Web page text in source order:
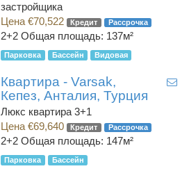
застройщика
Цена €70,522
Кредит Рассрочка
2+2 Общая площадь: 137м²
Парковка Бассейн Видовая
Квартира - Varsak,
Кепез, Анталия, Турция
Люкс квартира 3+1
Цена €69,640
Кредит Рассрочка
2+2 Общая площадь: 147м²
Парковка Бассейн